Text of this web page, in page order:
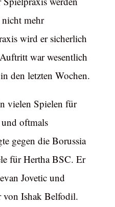
mehr
wird er sicherlich
war wesentlich
den letzten Wochen.
vielen Spielen für
oftmals
gegen die Borussia
für Hertha BSC. Er
Jovetic und
von Ishak Belfodil.